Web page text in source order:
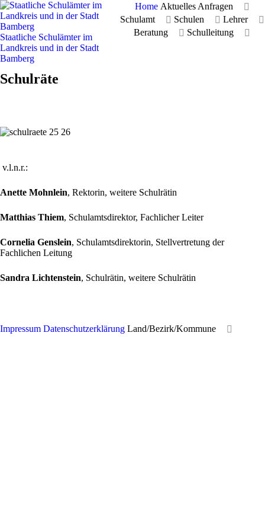
Staatliche Schulämter im
Landkreis und in der Stadt
Bamberg
Home Aktuelles Anfragen
Schulamt
Schulen
Lehrer
Beratung
Schulleitung
Schulräte
v.l.n.r.:
Anette Mohnlein, Rektorin, weitere Schulrätin
Matthias Thiem, Schulamtsdirektor, Fachlicher Leiter
Cornelia Genslein, Schulamtsdirektorin, Stellvertretung der
Fachlichen Leitung
Sandra Lichtenstein, Schulrätin, weitere Schulrätin
Impressum Datenschutzerklärung Land/Bezirk/Kommune